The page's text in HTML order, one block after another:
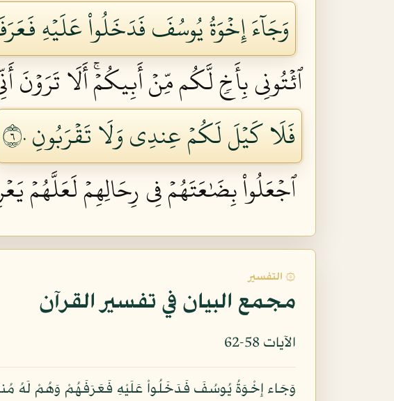
وَجَآءَ إِخۡوَةُ يُوسُفَ فَدَخَلُواْ عَلَيۡهِ
ٱئۡتُونِي بِأَخٖ لَّكُم مِّنۡ أَبِيكُمۡۚ أَلَا تَرَوۡنَ
فَلَا كَيۡلَ لَكُمۡ عِندِي وَلَا تَقۡرَبُونِ ٦٠
ٱجۡعَلُواْ بِضَٰعَتَهُمۡ فِي رِحَالِهِمۡ لَعَلَّهُمۡ
۞ التفسير
مجمع البيان في تفسير القرآن
الآيات 58-62
وَجَاء إِخْوَةُ يُوسُفَ فَدَخَلُواْ عَلَيْهِ فَعَرَفَهُمْ وَهُمْ لَهُ